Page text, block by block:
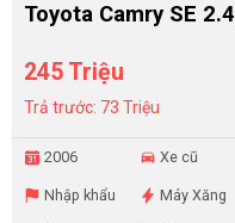
Toyota Camry SE 2.4
245 Triệu
Trả trước: 73 Triệu
2006 Xe cũ
Nhập khẩu Máy Xăng